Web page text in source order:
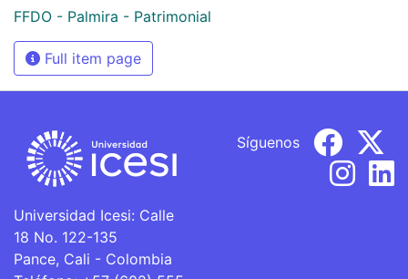
FFDO - Palmira - Patrimonial
Full item page
Universidad Icesi: Calle
18 No. 122-135
Pance, Cali - Colombia
Síguenos